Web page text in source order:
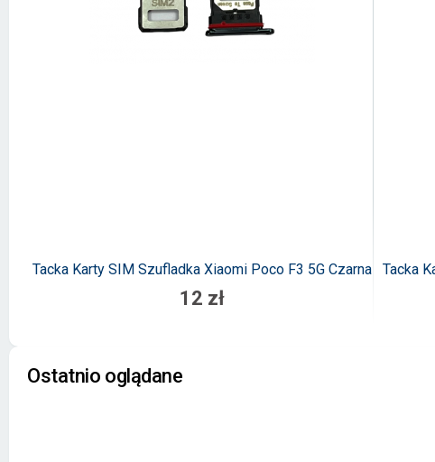
Tacka Karty SIM Szufladka Xiaomi Poco F3 5G Czarna
12 zł
Tacka
Ostatnio oglądane